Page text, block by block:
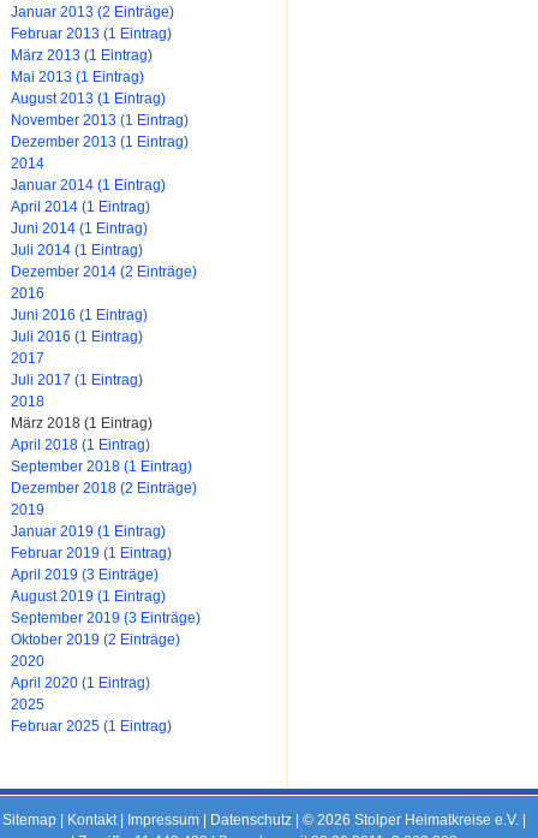
Januar 2013 (2 Einträge)
Februar 2013 (1 Eintrag)
März 2013 (1 Eintrag)
Mai 2013 (1 Eintrag)
August 2013 (1 Eintrag)
November 2013 (1 Eintrag)
Dezember 2013 (1 Eintrag)
2014
Januar 2014 (1 Eintrag)
April 2014 (1 Eintrag)
Juni 2014 (1 Eintrag)
Juli 2014 (1 Eintrag)
Dezember 2014 (2 Einträge)
2016
Juni 2016 (1 Eintrag)
Juli 2016 (1 Eintrag)
2017
Juli 2017 (1 Eintrag)
2018
März 2018 (1 Eintrag)
April 2018 (1 Eintrag)
September 2018 (1 Eintrag)
Dezember 2018 (2 Einträge)
2019
Januar 2019 (1 Eintrag)
Februar 2019 (1 Eintrag)
April 2019 (3 Einträge)
August 2019 (1 Eintrag)
September 2019 (3 Einträge)
Oktober 2019 (2 Einträge)
2020
April 2020 (1 Eintrag)
2025
Februar 2025 (1 Eintrag)
Sitemap| Kontakt| Impressum| Datenschutz| © 2026 Stolper Heimatkreise e.V. |